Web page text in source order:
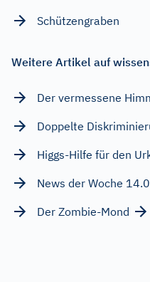
Schützengraben
Weitere Artikel auf
Der vermessene
Doppelte
Higgs-Hilfe für den
News der Woche
Der Zombie-Mond